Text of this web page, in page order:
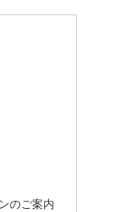
のご案内